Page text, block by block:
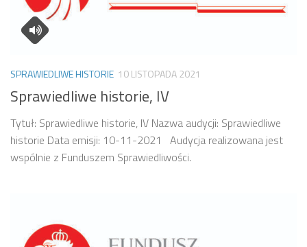
SPRAWIEDLIWE HISTORIE 10 LISTOPADA 2021
Sprawiedliwe historie, IV
Tytuł: Sprawiedliwe historie, IV Nazwa audycji: Sprawiedliwe
historie Data emisji: 10-11-2021 Audycja realizowana jest
wspólnie z Funduszem Sprawiedliwości.